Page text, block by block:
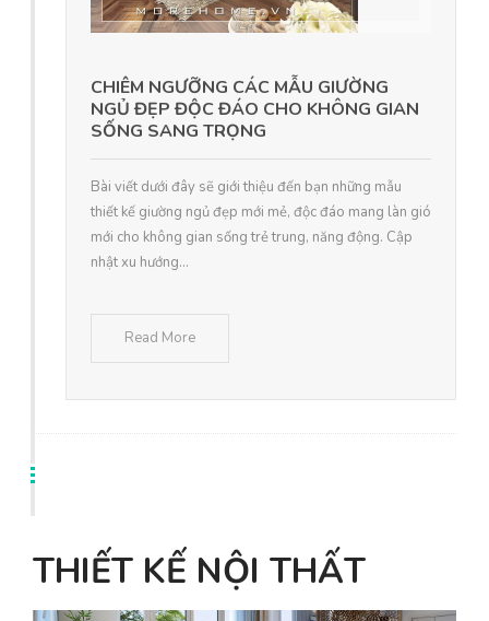
CHIÊM NGƯỠNG CÁC MẪU GIƯỜNG
NGỦ ĐẸP ĐỘC ĐÁO CHO KHÔNG GIAN
SỐNG SANG TRỌNG
Bài viết dưới đây sẽ giới thiệu đến bạn những mẫu
thiết kế giường ngủ đẹp mới mẻ, độc đáo mang làn gió
mới cho không gian sống trẻ trung, năng động. Cập
nhật xu hướng...
Read More
THIẾT KẾ NỘI THẤT